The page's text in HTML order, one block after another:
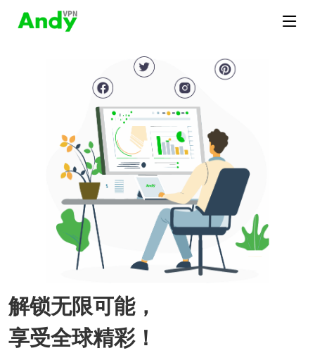
解锁无限可能，
享受全球精彩！